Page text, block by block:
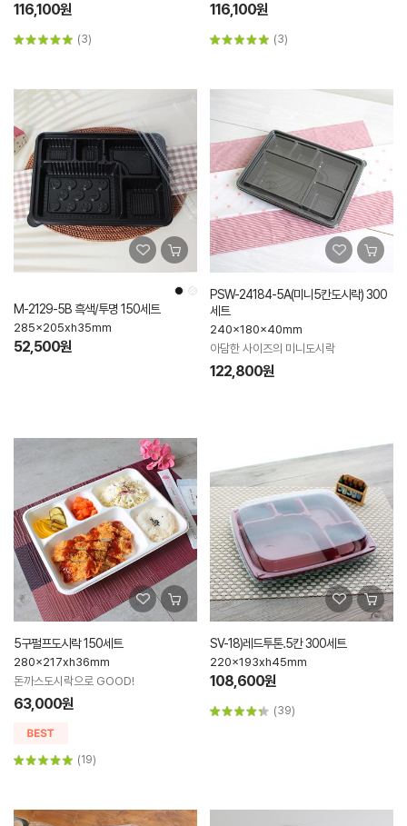
116,100원
(3)
116,100원
(3)
M-2129-5B 흑색/투명 150세트
285x205xh35mm
52,500원
PSW-24184-5A(미니5칸도시락) 300
세트
240x180x40mm
아담한 사이즈의 미니도시락
122,800원
5구펄프도시락 150세트
280x217xh36mm
돈까스도시락으로 GOOD!
63,000원
(19)
SV-18)레드투톤.5칸 300세트
220x193xh45mm
108,600원
(39)